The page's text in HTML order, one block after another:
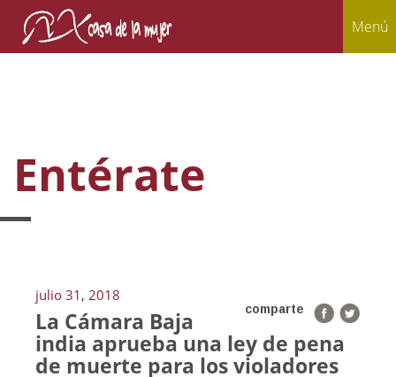
Menú
Entérate
julio 31, 2018
comparte
La Cámara Baja
india aprueba una ley de pena
de muerte para los violadores